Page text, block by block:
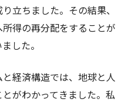
立ちました。その結果、
得の再分配をすることが
した。
経済構造では、地球と人
がわかってきました。私